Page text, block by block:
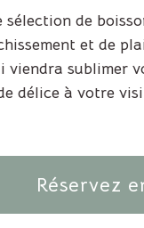
de
et de
viendra sublimer
délice à votre
Réservez